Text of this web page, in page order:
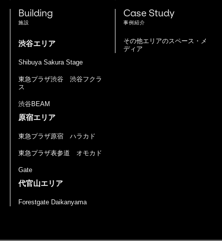
Other Area
Contact
Contact
Building
施設
渋谷エリア
Shibuya Sakura Stage
東急プラザ渋谷 渋谷フクラ
ス
渋谷BEAM
原宿エリア
東急プラザ原宿 ハラカド
東急プラザ表参道 オモカド
Gate
代官山エリア
Forestgate Daikanyama
Case Study
事例紹介
その他エリアのスペース・メ
ディア